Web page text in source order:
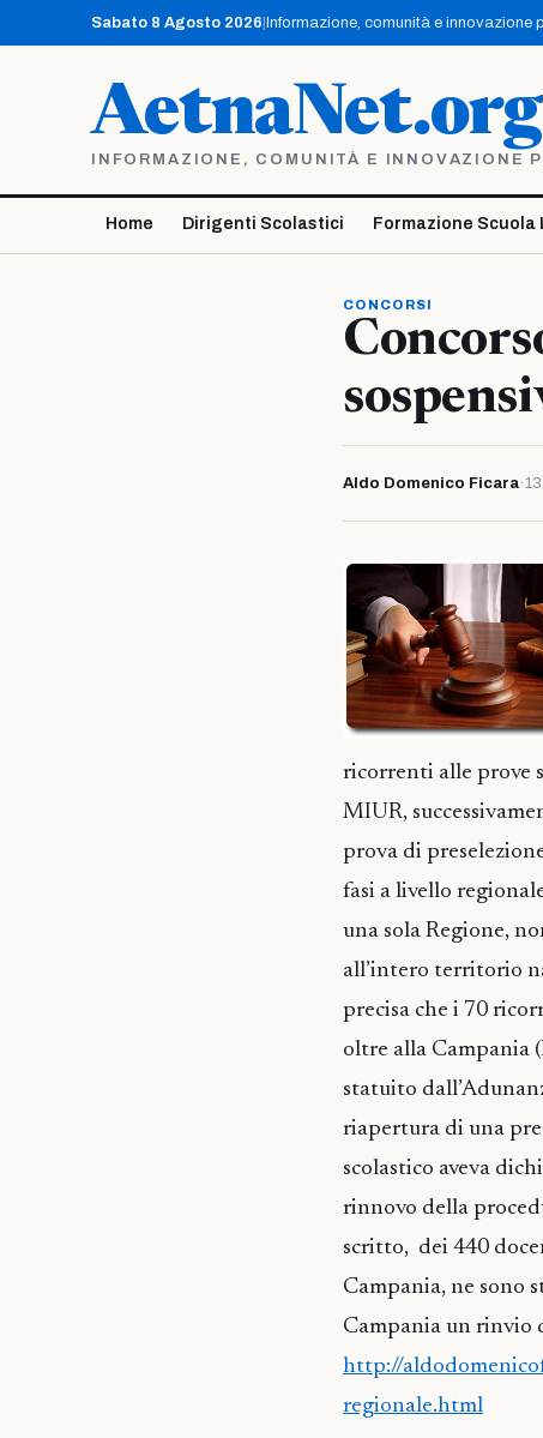
contenuto
Sabato 8 Agosto 2026 Informazione, comunità e innovazione
AetnaNet.org
INFORMAZIONE, COMUNITÀ E INNOVAZIONE
Home Dirigenti Scolastici Formazione Scuola
CONCORSI
Aldo Domenico Ficara·
ricorrenti alle prove
MIUR,
prova di
fasi a livello
una sola Regione,
all’intero territorio
precisa che i 70
oltre alla Campania
statuito
riapertura di una
scolastico aveva
rinnovo della
scritto, dei 440
Campania, ne sono
Campania un rinvio
http://
regionale.html